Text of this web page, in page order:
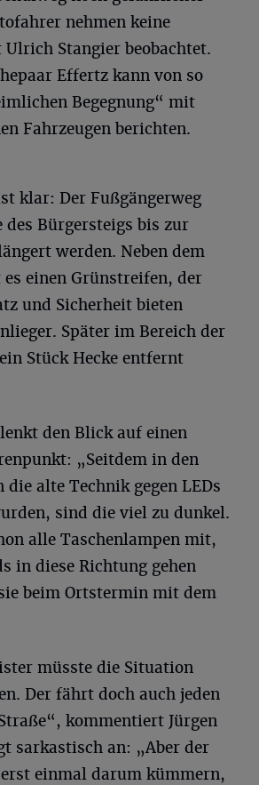
nehmen keine
Stangier beobachtet.
Effertz kann von so
Begegnung“ mit
Fahrzeugen berichten.
klar: Der Fußgängerweg
des Bürgersteigs bis zur
werden. Neben dem
einen Grünstreifen, der
und Sicherheit bieten
Später im Bereich der
Stück Hecke entfernt
den Blick auf einen
„Seitdem in den
die alte Technik gegen LEDs
sind die viel zu dunkel.
alle Taschenlampen mit,
in diese Richtung gehen
beim Ortstermin mit dem
müsste die Situation
Der fährt doch auch jeden
kommentiert Jürgen
sarkastisch an: „Aber der
einmal darum kümmern,